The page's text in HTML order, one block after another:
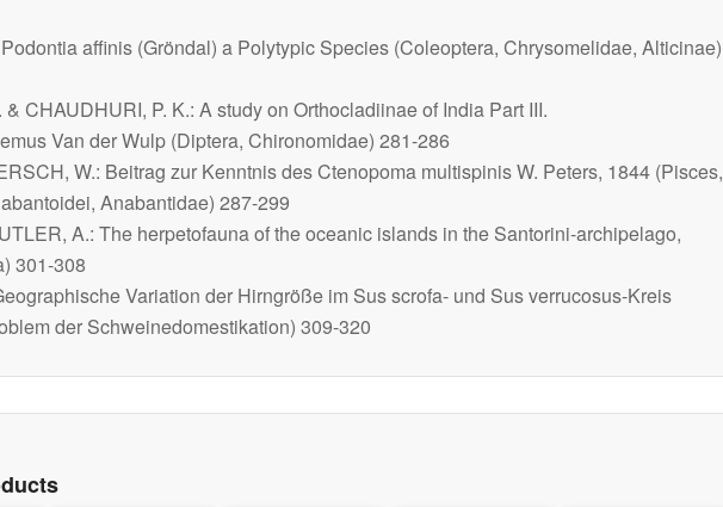
Podontia affinis (Gröndal) a Polytypic Species (Coleoptera, Chrysomelidae, Alticinae)
& CHAUDHURI, P. K.: A study on Orthocladiinae of India Part III.
Van der Wulp (Diptera, Chironomidae) 281-286
W.: Beitrag zur Kenntnis desCtenopoma multispinisW. Peters, 1844 (Pisces,
Anabantidae) 287-299
A.: The herpetofauna of the oceanic islands in the Santorini-archipelago,
301-308
Variation der Hirngröße im Sus scrofa- und Sus verrucosus-Kreis
der Schweinedomestikation) 309-320